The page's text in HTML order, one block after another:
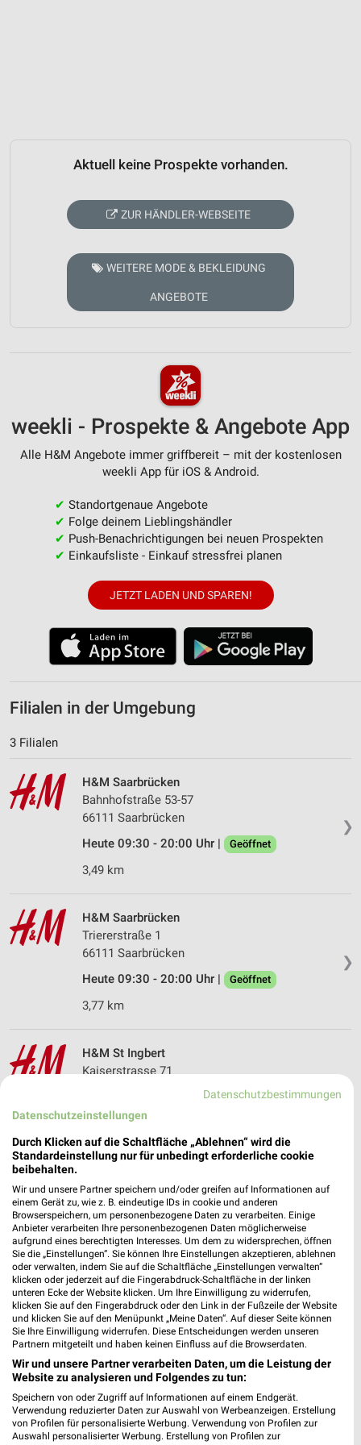
Aktuell keine Prospekte vorhanden.
ZUR HÄNDLER-WEBSEITE
WEITERE MODE & BEKLEIDUNG
ANGEBOTE
weekli - Prospekte & Angebote App
Alle H&M Angebote immer griffbereit – mit der kostenlosen
weekli App für iOS & Android.
✔ Standortgenaue Angebote
✔ Folge deinem Lieblingshändler
✔ Push-Benachrichtigungen bei neuen Prospekten
✔ Einkaufsliste - Einkauf stressfrei planen
JETZT LADEN UND SPAREN!
Filialen in der Umgebung
3 Filialen
❯
H&M Saarbrücken
Bahnhofstraße 53-57
66111 Saarbrücken
Heute 09:30 - 20:00 Uhr |
Geöffnet
3,49 km
❯
H&M Saarbrücken
Triererstraße 1
66111 Saarbrücken
Heute 09:30 - 20:00 Uhr |
Geöffnet
3,77 km
H&M St Ingbert
Kaiserstrasse 71
Heute 10:00 - 16:00 Uhr |
8,04 km
Datenschutzbestimmungen
Datenschutzeinstellungen
Durch Klicken auf die Schaltfläche „Ablehnen“ wird die
Standardeinstellung nur für unbedingt erforderliche cookie
beibehalten.
Wir und unsere Partner speichern und/oder greifen auf Informationen auf
einem Gerät zu, wie z. B. eindeutige IDs in cookie und anderen
Browserspeichern, um personenbezogene Daten zu verarbeiten. Einige
Anbieter verarbeiten Ihre personenbezogenen Daten möglicherweise
aufgrund eines berechtigten Interesses. Um dem zu widersprechen, öffnen
Sie die „Einstellungen“. Sie können Ihre Einstellungen akzeptieren, ablehnen
oder verwalten, indem Sie auf die Schaltfläche „Einstellungen verwalten“
klicken oder jederzeit auf die Fingerabdruck-Schaltfläche in der linken
unteren Ecke der Website klicken. Um Ihre Einwilligung zu widerrufen,
klicken Sie auf den Fingerabdruck oder den Link in der Fußzeile der Website
und klicken Sie auf den Menüpunkt „Meine Daten“. Auf dieser Seite können
Sie Ihre Einwilligung widerrufen. Diese Entscheidungen werden unseren
Partnern mitgeteilt und haben keinen Einfluss auf die Browserdaten.
Wir und unsere Partner verarbeiten Daten, um die Leistung der
Website zu analysieren und Folgendes zu tun:
Speichern von oder Zugriff auf Informationen auf einem Endgerät.
Verwendung reduzierter Daten zur Auswahl von Werbeanzeigen. Erstellung
von Profilen für personalisierte Werbung. Verwendung von Profilen zur
Auswahl personalisierter Werbung. Erstellung von Profilen zur